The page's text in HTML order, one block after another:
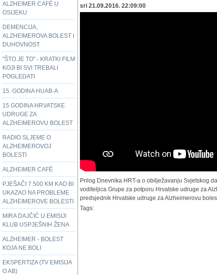
ALZHEIMER CAFÉ U
OSIJEKU
DEMENCIJA,
ALZHEIMEROVA BOLEST I
DUHOVNOST
"ŠTO JE TO" - KRATKI FILM
KOJI BI SVI TREBALI
POGLEDATI
15. GODINA HUAB-A
15 GODINA HRVATSKE
UDRUGE ZA
ALZHEIMEROVU BOLEST
RADIO SLJEME O
ALZHEIMEROVOJ
BOLESTI
ALZHEIMER CAFÉ
PJEŠAČI 7.500 KM KAO BI
UKAZAO NA PROBLEME
ALZHEIMEROVE BOLESTI
MIRA DAJČIĆ U EMISIJI
KLUB USPJEŠNIH ŽENA
ALZHEIMER - BOLEST
KOJA NE BOLI
EKSPERTIZA (TV EMISIJA
O AB)
sri 21.09.2016. 22:09:00
Prilog Dnevnika HRT-a o obilježavanju Svjetskog
voditeljica Grupe za potporu Hrvatske udruge za
predsjednik Hrvatske udruge za Alzheimerovu
Tags: